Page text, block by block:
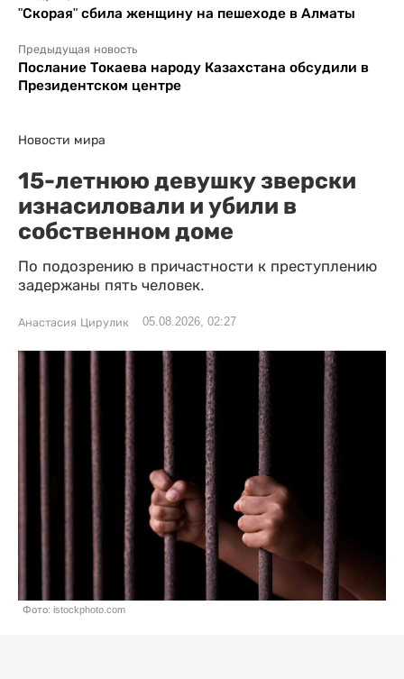
"Скорая" сбила женщину на пешеходе в Алматы
Предыдущая новость
Послание Токаева народу Казахстана обсудили в
Президентском центре
Новости мира
15-летнюю девушку зверски
изнасиловали и убили в
собственном доме
По подозрению в причастности к преступлению
задержаны пять человек.
Анастасия Цирулик 05.08.2026, 02:27
Фото: istockphoto.com